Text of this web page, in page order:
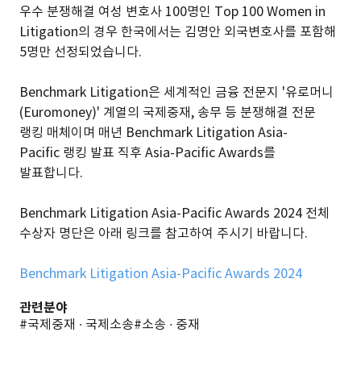
우수 분쟁해결 여성 변호사 100명인 Top 100 Women in
Litigation의 경우 한국에서는 김명안 외국변호사를 포함해
5명만 선정되었습니다.
Benchmark Litigation은 세계적인 금융 전문지 '유로머니
(Euromoney)' 계열의 국제중재, 송무 등 분쟁해결 전문
랭킹 매체이며 매년 Benchmark Litigation Asia-
Pacific 랭킹 발표 직후 Asia-Pacific Awards를
발표합니다.
Benchmark Litigation Asia-Pacific Awards 2024 전체
수상자 명단은 아래 링크를 참고하여 주시기 바랍니다.
Benchmark Litigation Asia-Pacific Awards 2024
관련분야
#국제중재 ∙ 국제소송#소송 ∙ 중재